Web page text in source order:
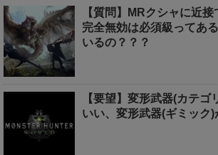
【質問】MRクシャに近
完全無効は必須級ってあ
いるの？？？
【要望】変形武器(カテゴ
いい、変形武器(ギミック